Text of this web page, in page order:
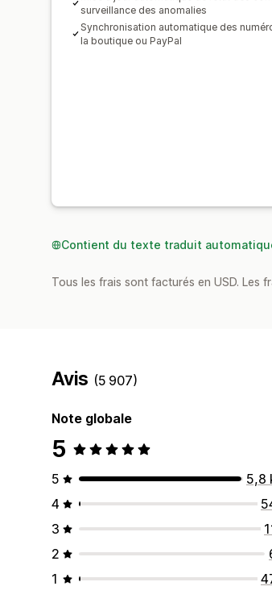
surveillance des anomalies
Synchronisation automatique des
la boutique ou PayPal
Contient du texte traduit
Tous les frais sont facturés en USD. Les
Avis (5 907)
Note globale
5
5
5,8
4
3
2
1